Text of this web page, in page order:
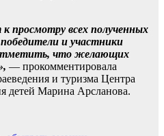
просмотру всех полученных
и участники
что желающих
— прокомментировала
и туризма Центра
детей Марина Арсланова.